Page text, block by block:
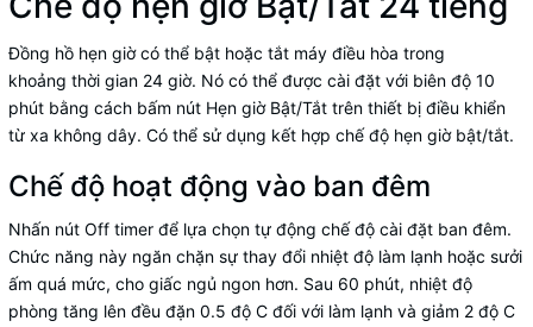
Đồng hồ hẹn giờ có thể bật hoặc tắt máy điều hòa trong
khoảng thời gian 24 giờ. Nó có thể được cài đặt với biên độ 10
phút bằng cách bấm nút Hẹn giờ Bật/Tắt trên thiết bị điều khiển
từ xa không dây. Có thể sử dụng kết hợp chế độ hẹn giờ bật/tắt.
Chế độ hoạt động vào ban đêm
Nhấn nút Off timer để lựa chọn tự động chế độ cài đặt ban đêm.
Chức năng này ngăn chặn sự thay đổi nhiệt độ làm lạnh hoặc sưởi
ấm quá mức, cho giấc ngủ ngon hơn. Sau 60 phút, nhiệt độ
phòng tăng lên đều đặn 0.5 độ C đối với làm lạnh và giảm 2 độ C